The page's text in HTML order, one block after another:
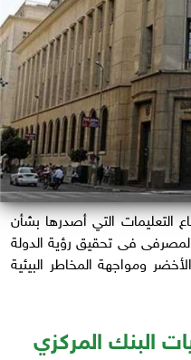
التعليمات التي أصدرها بشأن
المصرفى فى تحقيق رؤية الدولة
ومواجهة المخاطر البيئية
البنك المركزي